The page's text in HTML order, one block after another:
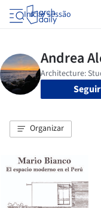
Iniciar sessão
Seguir
Organizar